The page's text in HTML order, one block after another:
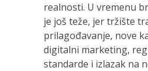
realnosti. U vremenu
je još teže, jer tržište
prilagođavanje, nove
digitalni marketing,
standarde i izlazak na